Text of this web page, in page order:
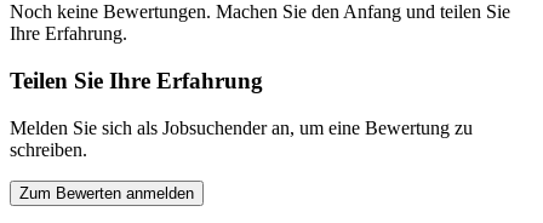
Noch keine Bewertungen. Machen Sie den Anfang und teilen Sie
Ihre Erfahrung.
Teilen Sie Ihre Erfahrung
Melden Sie sich als Jobsuchender an, um eine Bewertung zu
schreiben.
Zum Bewerten anmelden